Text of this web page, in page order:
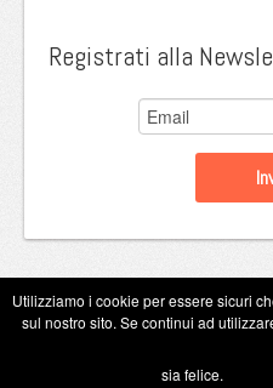
Registrati alla
Copyright
Utilizziamo i cookie per essere sicuri
sul nostro sito. Se continui ad
sia felice.